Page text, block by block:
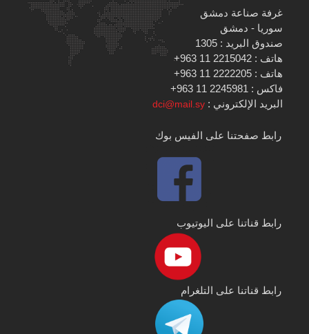
غرفة صناعة دمشق
سوريا - دمشق
صندوق البريد : 1305
هاتف : 2215042 11 963+
هاتف : 2222205 11 963+
فاكس : 2245981 11 963+
البريد الإلكتروني :dci@mail.sy
رابط صفحتنا على الفيس بوك
رابط قناتنا على اليوتيوب
رابط قناتنا على التلغرام